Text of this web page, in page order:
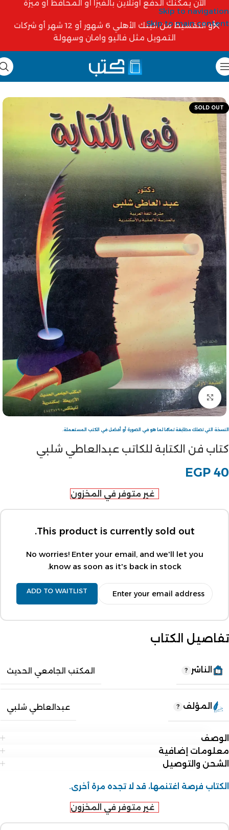
Skip to navigation
Skip to main content
الآن يمكنك الدفع أونلاين بالفيزا أو المحافظ أو ميزة
أو التقسيط من البنك الأهلي 6 شهور أو 12 شهر أو شركات
التمويل مثل فاليو وامان وسهولة
SOLD OUT
Click to enlarge
النسخة التي تصلك مطابقة تمامًا لما هو في الصورة أو أفضل في الكتب المستعملة.
كتاب فن الكتابة للكاتب عبدالعاطي شلبي
EGP 40
غير متوفر في المخزون
This product is currently sold out.
No worries! Enter your email, and we'll let you
know as soon as it's back in stock.
ADD TO WAITLIST
تفاصيل الكتاب
الناشر المكتب الجامعي الحديث
المؤلف عبدالعاطي شلبي
الوصف
معلومات إضافية
الشحن والتوصيل
الكتاب فرصة اغتنمها، قد لا تجده مرة أخرى.
غير متوفر في المخزون